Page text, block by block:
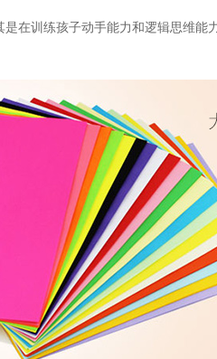
在训练孩子动手能力和逻辑思维能